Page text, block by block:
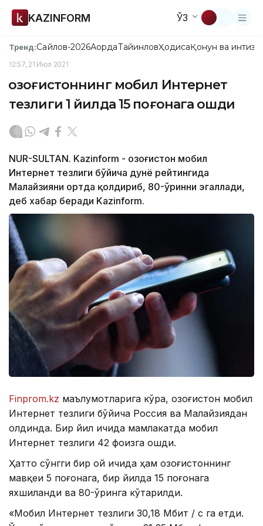
KAZINFORM ЎЗ
Тренд:Сайлов-2026АқордаТайинловҲодисаҚонун ва
12:57, 21 Июл 2021
Қозоғистоннинг мобил Интернет
тезлиги 1 йилда 15 поғонага ошди
NUR-SULTAN. Kazinform - Қозоғистон мобил
Интернет тезлиги бўйича дунё рейтингида
Малайзияни ортда қолдириб, 80-ўринни эгаллади,
деб хабар беради Kazinform.
Finprom.kz маълумотларига кўра, Қозоғистон мобил
Интернет тезлиги бўйича Россия ва Малайзиядан
олдинда. Бир йил ичида мамлакатда мобил
Интернет тезлиги 42 фоизга ошди.
Ҳатто сўнгги бир ой ичида ҳам Қозоғистоннинг
мавқеи 5 поғонага, бир йилда 15 поғонага
яхшиланди ва 80-ўринга кўтарилди.
«Мобил Интернет тезлиги 30,18 Мбит / с га етди.